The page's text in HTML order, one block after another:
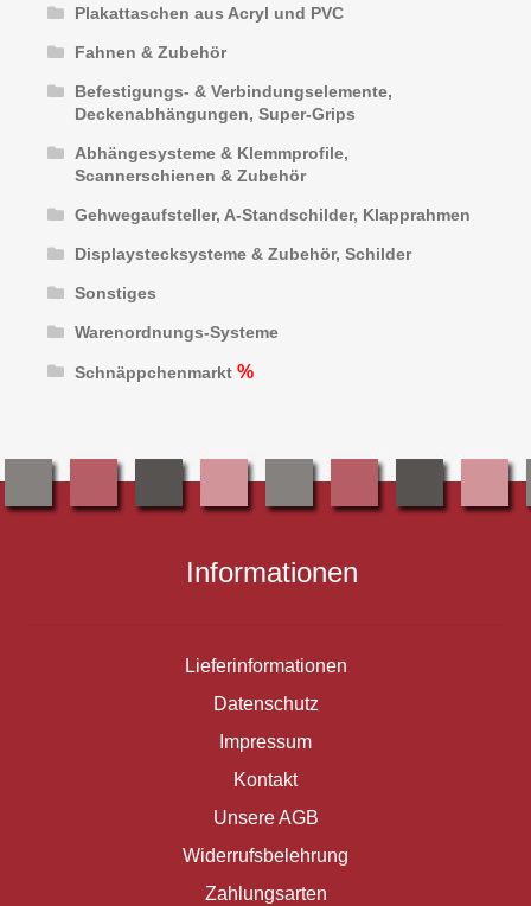
Plakattaschen aus Acryl und PVC
Fahnen & Zubehör
Befestigungs- & Verbindungselemente,
Deckenabhängungen, Super-Grips
Abhängesysteme & Klemmprofile,
Scannerschienen & Zubehör
Gehwegaufsteller, A-Standschilder, Klapprahmen
Displaystecksysteme & Zubehör, Schilder
Sonstiges
Warenordnungs-Systeme
Schnäppchenmarkt
Informationen
Lieferinformationen
Datenschutz
Impressum
Kontakt
Unsere AGB
Widerrufsbelehrung
Zahlungsarten